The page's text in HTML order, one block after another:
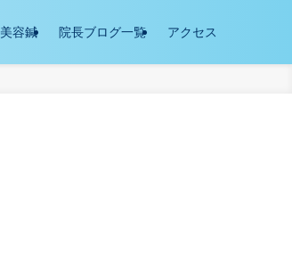
美容鍼 院長ブログ一覧 アクセス